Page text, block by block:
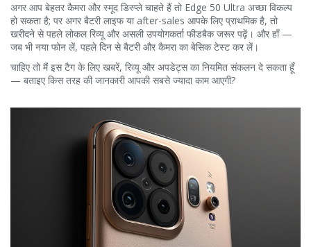
अगर आप बेहतर कैमरा और स्मूद डिस्प्ले चाहते हैं तो Edge 50 Ultra अच्छा विकल्प
हो सकता है; पर अगर बैटरी लाइफ या after-sales आपके लिए प्राथमिक है, तो
खरीदने से पहले लोकल रिव्यू और असली उपयोगकर्ता फीडबैक जरूर पढ़ें। और हाँ —
जब भी नया फोन लें, पहले दिन से बैटरी और कैमरा का बेसिक टेस्ट कर लें।
चाहिए तो मैं इस टैग के लिए खबरें, रिव्यू और अपडेट्स का नियमित संकलन दे सकता हूँ
— बताइए किस तरह की जानकारी आपकी सबसे ज्यादा काम आएगी?